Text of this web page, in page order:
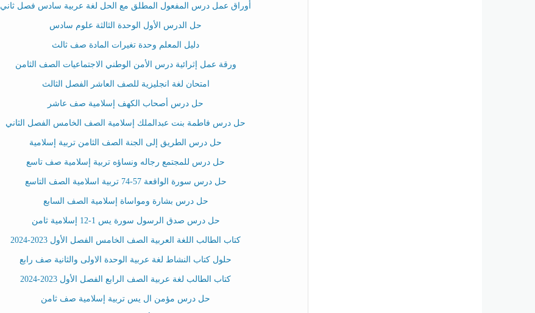
أوراق عمل درس المفعول المطلق مع الحل لغة عربية سادس فصل ثاني
حل الدرس الأول الوحدة الثالثة علوم سادس
دليل المعلم وحدة تغيرات المادة صف ثالث
ورقة عمل إثرائية درس الأمن الوطني الاجتماعيات الصف الثامن
امتحان لغة انجليزية للصف العاشر الفصل الثالث
حل درس أصحاب الكهف إسلامية صف عاشر
حل درس فاطمة بنت عبدالملك إسلامية الصف الخامس الفصل الثاني
حل درس الطريق إلى الجنة الصف الثامن تربية إسلامية
حل درس للمجتمع رجاله ونساؤه تربية إسلامية صف تاسع
حل درس سورة الواقعة 57-74 تربية اسلامية الصف التاسع
حل درس بشارة ومواساة إسلامية الصف السابع
حل درس صدق الرسول سورة يس 1-12 إسلامية ثامن
كتاب الطالب اللغة العربية الصف الخامس الفصل الأول 2023-2024
حلول كتاب النشاط لغة عربية الوحدة الاولى والثانية صف رابع
كتاب الطالب لغة عربية الصف الرابع الفصل الأول 2023-2024
حل درس مؤمن ال يس تربية إسلامية صف ثامن